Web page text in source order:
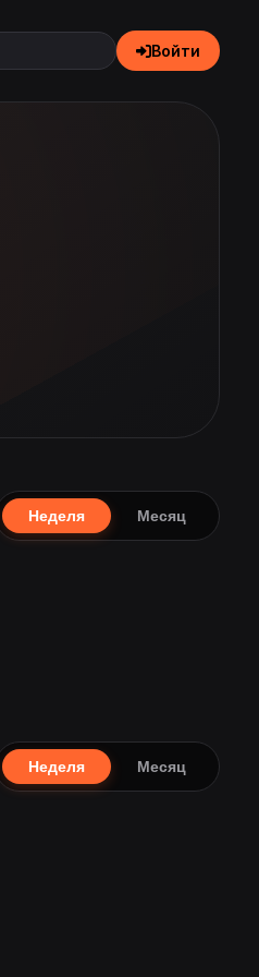
Войти
Неделя Месяц
Неделя Месяц